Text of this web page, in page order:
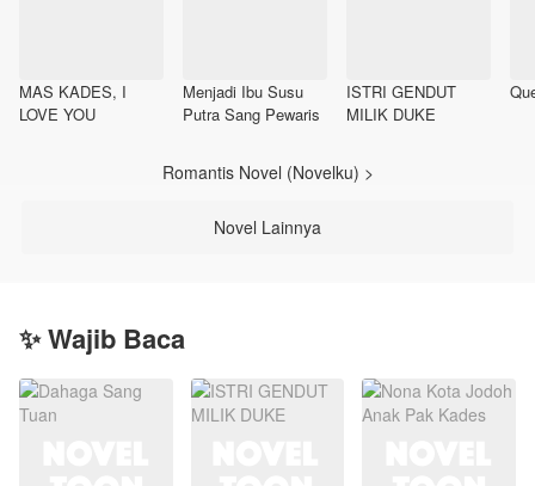
MAS KADES, I
LOVE YOU
Menjadi Ibu Susu
Putra Sang Pewaris
ISTRI GENDUT
MILIK DUKE
Romantis Novel (Novelku) >
Novel Lainnya
✨ Wajib Baca